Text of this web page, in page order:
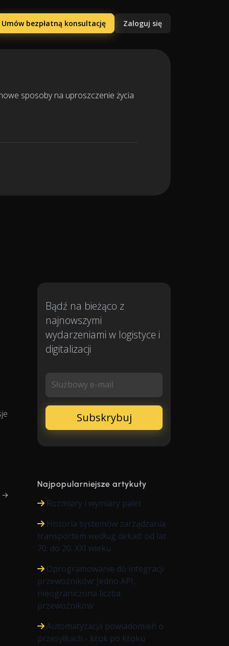
Umów bezpłatną konsultację Zaloguj się
sposoby na uproszczenie życia
→
Bądź na bieżąco z
najnowszymi
wydarzeniami w logistyce i
digitalizacji
Służbowy e-mail
Najpopularniejsze artykuły
Rozmiary i wymiary palet
Historia systemów zarządzania
transportem według dekad: od lat
70. do 20. XXI wieku
Oprogramowanie do integracji
przewoźników: Jedno API,
nieograniczona liczba
przewoźników
Automatyzacja powiadomień o
przesyłkach - krok po kroku